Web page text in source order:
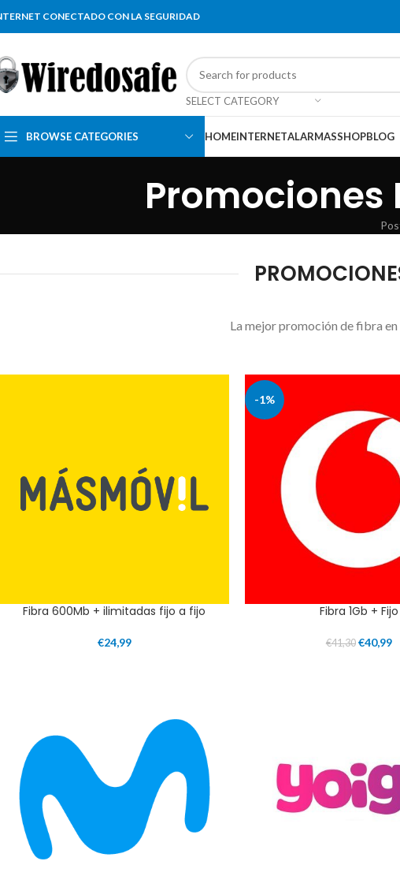
CONECTADO CON LA SEGURIDAD
SELECT CATEGORY
BROWSE CATEGORIES HOMEINTERNETALARMASSHOPBLOG
Promociones
La mejor promoción de fibra
Fibra 600Mb + ilimitadas fijo a fijo
€24,99
-1%
Fibra 1Gb + Fijo
€41,30 €40,99